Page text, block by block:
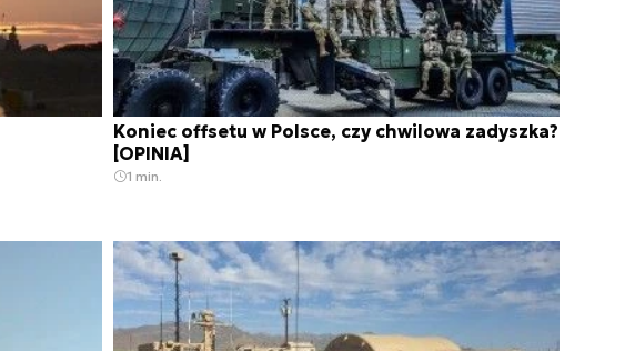
Koniec offsetu w Polsce, czy chwilowa zadyszka?
[OPINIA]
1 min.